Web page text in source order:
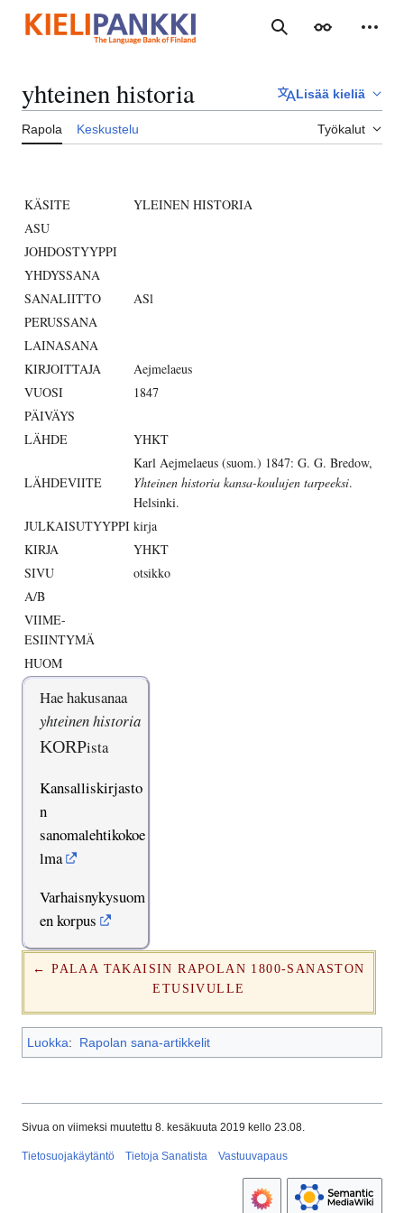
sisältöön
Haku Ulkoasu
yhteinen historia Lisää kieliä
Rapola Keskustelu Työkalut
KÄSITE
YLEINEN HISTORIA
ASU
JOHDOSTYYPPI
YHDYSSANA
SANALIITTO
ASl
PERUSSANA
LAINASANA
KIRJOITTAJA
Aejmelaeus
VUOSI
1847
PÄIVÄYS
LÄHDE
YHKT
LÄHDEVIITE
Karl Aejmelaeus (suom.) 1847: G. G. Bredow,
Yhteinen historia kansa-koulujen tarpeeksi.
Helsinki.
JULKAISUTYYPPI kirja
KIRJA
YHKT
SIVU
otsikko
A/B
VIIME-
ESIINTYMÄ
HUOM
Hae hakusanaa
yhteinen historia
KORPista
Kansalliskirjasto
n
sanomalehtikokoe
lma
Varhaisnykysuom
en korpus
← PALAA TAKAISIN RAPOLAN 1800-SANASTON
ETUSIVULLE
Luokka: Rapolan sana-artikkelit
Sivua on viimeksi muutettu 8. kesäkuuta 2019 kello 23.08.
Tietosuojakäytäntö Tietoja Sanatista Vastuuvapaus